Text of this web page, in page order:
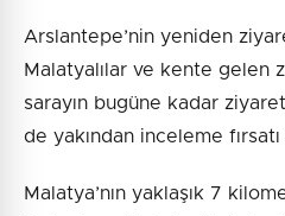
Arslantepe’nin yeniden
Malatyalılar ve kente gelen
sarayın bugüne kadar
de yakından inceleme
Malatya’nın yaklaşık 7